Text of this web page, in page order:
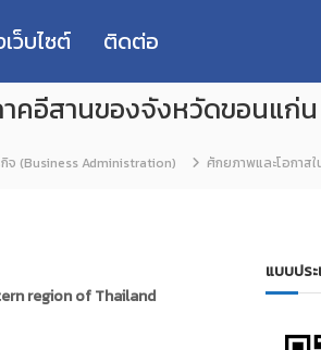
ว็บไซต์ ติดต่อ
าคอีสานของจังหวัดขอนแก่น
จ (Business Administration) ศักยภาพและโอกาส
region of Thailand
แบบปร